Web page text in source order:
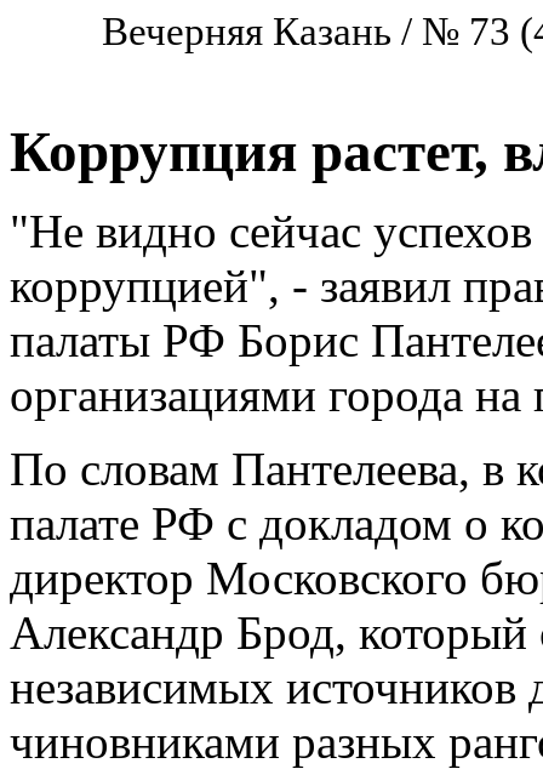
Вечерняя Казань / № 73
Коррупция растет,
"Не видно сейчас
коррупцией", - заявил
палаты РФ Борис
организациями города
По словам Пантелеева, в
палате РФ с докладом о
директор Московского
Александр Брод,
независимых источников
чиновниками разных